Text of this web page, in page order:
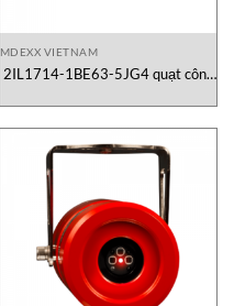
MDEXX VIETNAM
2IL1714-1BE63-5JG4 quạt công